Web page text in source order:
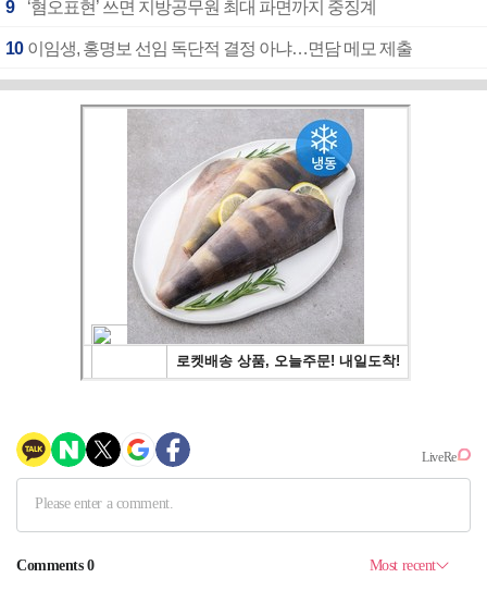
9 ‘혐오표현’ 쓰면 지방공무원 최대 파면까지 중징계
10 이임생, 홍명보 선임 독단적 결정 아냐…면담 메모 제출